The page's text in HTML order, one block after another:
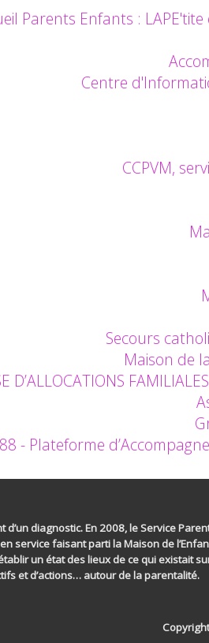
Parents Enfants :
Centre
CCPVM,
Secours
Maison de
D’ALLOCATIONS
88 - Plateforme
diagnostic. En 2008, le Service
service faisant parti la Maison de
un état des lieux de ce qui existait
et d’actions… autour de la parentalité.